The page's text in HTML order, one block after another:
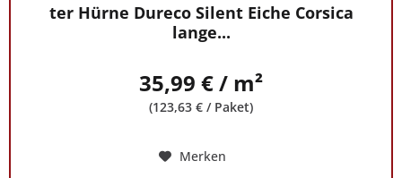
ter Hürne Dureco Silent Eiche Corsica
lange...
35,99 € / m²
(123,63 € / Paket)
Merken